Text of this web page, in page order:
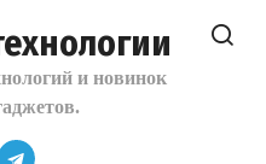
и новинок